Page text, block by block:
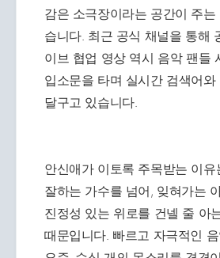
감은 소극장이라는 공간이 주는
습니다. 최근 공식 채널을 통해
이브 협업 영상 역시 음악 팬들
입소문을 타며 실시간 검색어와
달구고 있습니다.
안신애가 이토록 주목받는 이
잘하는 가수를 넘어, 잊혀가는
진정성 있는 위로를 건넬 줄 아
때문입니다. 빠르고 자극적인